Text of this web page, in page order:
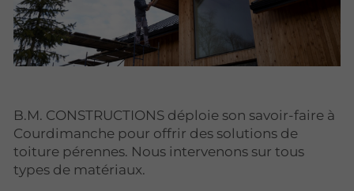
B.M. CONSTRUCTIONS déploie son savoir-faire à
Courdimanche pour offrir des solutions de
toiture pérennes. Nous intervenons sur tous
types de matériaux.